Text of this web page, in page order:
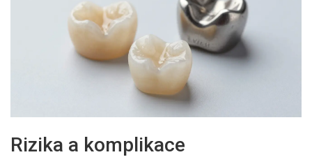
Rizika a komplikace